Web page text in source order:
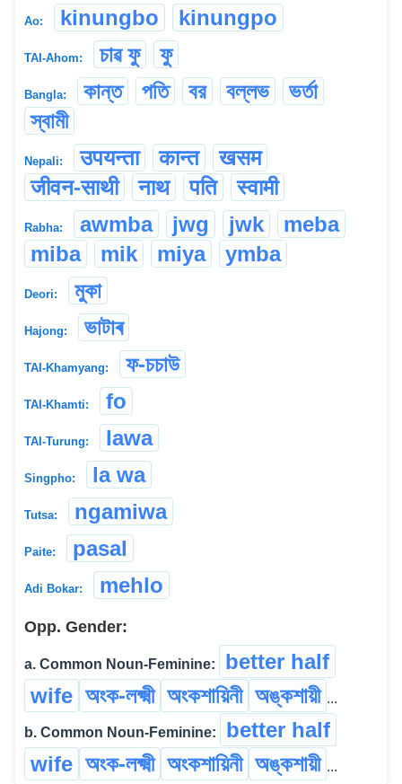
Ao: kinungbo kinungpo
TAI-Ahom: চাৱ ফু ফু
Bangla: কান্ত পতি বর বল্লভ
ভর্তা
স্বামী
Nepali: उपयन्ता कान्त
खसम
जीवन-साथी
नाथ पति स्वामी
Rabha: awmba jwg jwk
meba
miba
mik miya ymba
Deori: মুকা
Hajong: ভাটাৰ
TAI-Khamyang: ফ-চচাউ
TAI-Khamti: fo
TAI-Turung: lawa
Singpho: la wa
Tutsa: ngamiwa
Paite: pasal
Adi Bokar: mehlo
Opp. Gender:
a. Common Noun-Feminine:
better half
wife অংক-লক্ষ্মী অংকশায়িনী অঙ্কশায়ী ...
b. Common Noun-Feminine:
better half
wife অংক-লক্ষ্মী অংকশায়িনী অঙ্কশায়ী ...